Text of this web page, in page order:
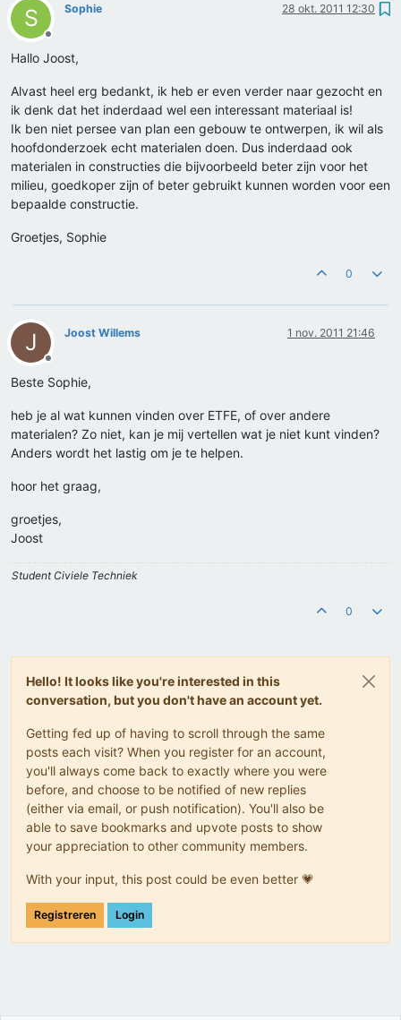
S
Offline
Sophie 28 okt. 2011 12:30
Hallo Joost,
Alvast heel erg bedankt, ik heb er even verder naar gezocht en
ik denk dat het inderdaad wel een interessant materiaal is!
Ik ben niet persee van plan een gebouw te ontwerpen, ik wil als
hoofdonderzoek echt materialen doen. Dus inderdaad ook
materialen in constructies die bijvoorbeeld beter zijn voor het
milieu, goedkoper zijn of beter gebruikt kunnen worden voor een
bepaalde constructie.
Groetjes, Sophie
0
J
Offline
Joost Willems 1 nov. 2011 21:46
Beste Sophie,
heb je al wat kunnen vinden over ETFE, of over andere
materialen? Zo niet, kan je mij vertellen wat je niet kunt vinden?
Anders wordt het lastig om je te helpen.
hoor het graag,
groetjes,
Joost
Student Civiele Techniek
0
Hello! It looks like you're interested in this
conversation, but you don't have an account yet.
Getting fed up of having to scroll through the same
posts each visit? When you register for an account,
you'll always come back to exactly where you were
before, and choose to be notified of new replies
(either via email, or push notification). You'll also be
able to save bookmarks and upvote posts to show
your appreciation to other community members.
With your input, this post could be even better 💗
Registreren Login